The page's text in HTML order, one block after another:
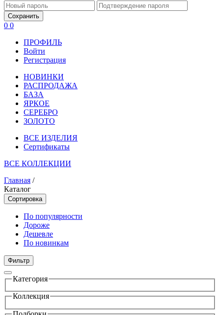
Сохранить
0 0
ПРОФИЛЬ
Войти
Регистрация
НОВИНКИ
РАСПРОДАЖА
БАЗА
ЯРКОЕ
СЕРЕБРО
ЗОЛОТО
ВСЕ ИЗДЕЛИЯ
Сертификаты
ВСЕ КОЛЛЕКЦИИ
Главная /
Каталог
Сортировка
По популярности
Дороже
Дешевле
По новинкам
Фильтр
Категория
Коллекция